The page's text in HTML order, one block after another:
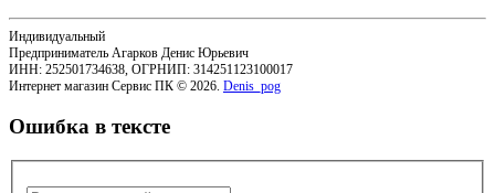
Индивидуальный
Предприниматель Агарков Денис Юрьевич
ИНН: 252501734638, ОГРНИП: 314251123100017
Интернет магазин Сервис ПК © 2026. Denis_pog
Ошибка в тексте